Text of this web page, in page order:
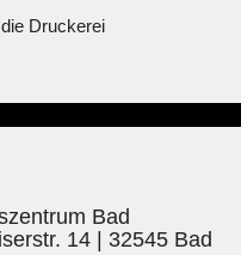
Druckerei
Bad
14 | 32545 Bad